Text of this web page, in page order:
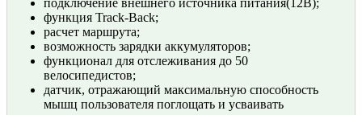
подключение внешнего источника питания(12В);
функция Track-Back;
расчет маршрута;
возможность зарядки аккумуляторов;
функционал для отслеживания до 50
велосипедистов;
датчик, отражающий максимальную способность
мышц пользователя поглощать и усваивать